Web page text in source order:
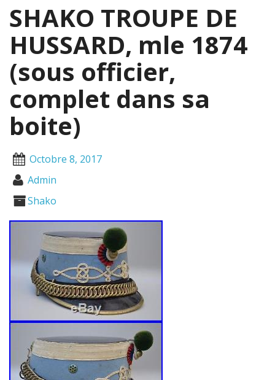
SHAKO TROUPE DE
HUSSARD, mle 1874
(sous officier,
complet dans sa
boite)
Octobre 8, 2017
Admin
Shako